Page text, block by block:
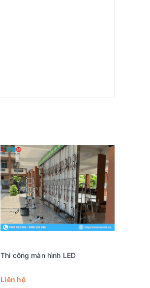
Thi công màn hình LED
Liên hệ